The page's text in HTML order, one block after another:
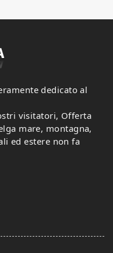
dedicato al
visitatori, Offerta
mare, montagna,
ed estere non fa